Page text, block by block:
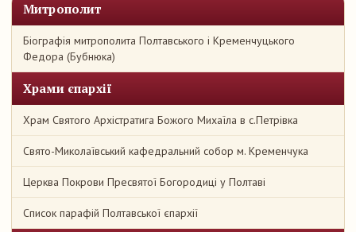
Митрополит
Біографія митрополита Полтавського і Кременчуцького
Федора (Бубнюка)
Храми єпархії
Храм Святого Архістратига Божого Михаїла в с.Петрівка
Свято-Миколаївський кафедральний собор м. Кременчука
Церква Покрови Пресвятої Богородиці у Полтаві
Список парафій Полтавської єпархії